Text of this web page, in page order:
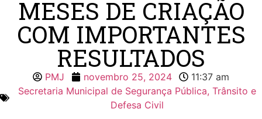
MESES DE CRIAÇÃO
COM IMPORTANTES
RESULTADOS
PMJ novembro 25, 2024
11:37 am
Secretaria Municipal de Segurança Pública, Trânsito e
Defesa Civil